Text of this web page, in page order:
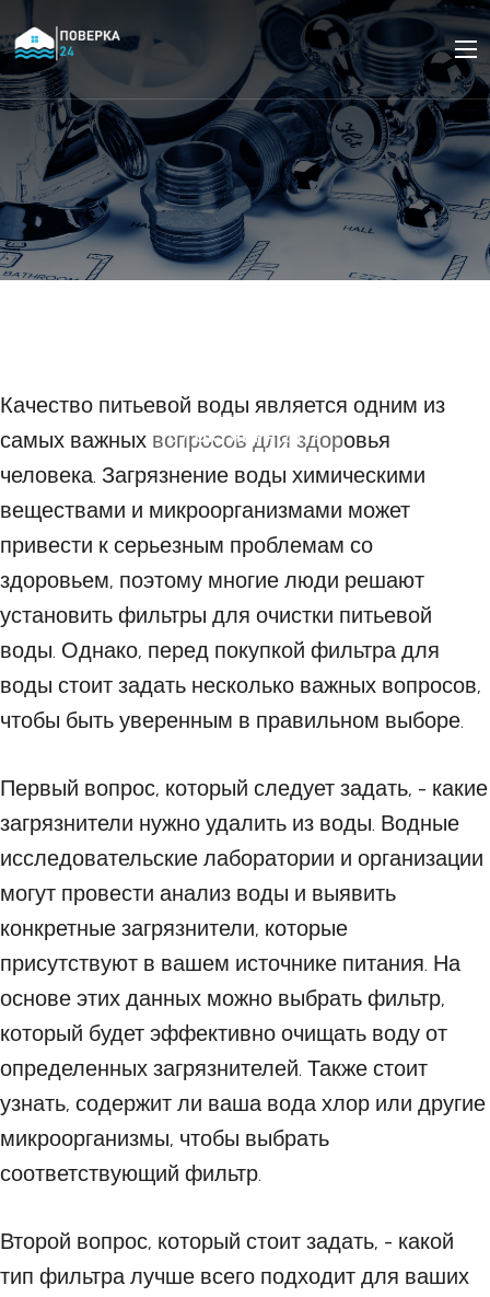
07 ОКТЯБРЯ 2024
Качество питьевой воды является одним из
самых важных вопросов для здоровья
человека. Загрязнение воды химическими
веществами и микроорганизмами может
привести к серьезным проблемам со
здоровьем, поэтому многие люди решают
установить фильтры для очистки питьевой
воды. Однако, перед покупкой фильтра для
воды стоит задать несколько важных вопросов,
чтобы быть уверенным в правильном выборе.
Первый вопрос, который следует задать, - какие
загрязнители нужно удалить из воды. Водные
исследовательские лаборатории и организации
могут провести анализ воды и выявить
конкретные загрязнители, которые
присутствуют в вашем источнике питания. На
основе этих данных можно выбрать фильтр,
который будет эффективно очищать воду от
определенных загрязнителей. Также стоит
узнать, содержит ли ваша вода хлор или другие
микроорганизмы, чтобы выбрать
соответствующий фильтр.
Второй вопрос, который стоит задать, - какой
тип фильтра лучше всего подходит для ваших